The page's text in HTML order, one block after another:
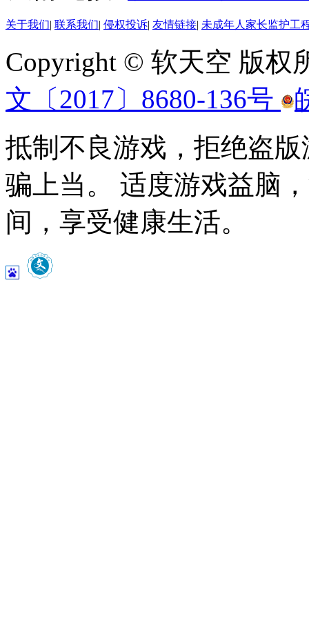
关于我们| 联系我们| 侵权投诉| 友情链接| 未成年人家长监护工
Copyright © 软天空 版权
文〔2017〕8680-136号
抵制不良游戏，拒绝盗
骗上当。 适度游戏益脑
间，享受健康生活。